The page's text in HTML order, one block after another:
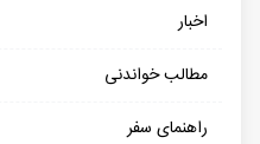
اخبار
مطالب خواندنی
راهنمای سفر